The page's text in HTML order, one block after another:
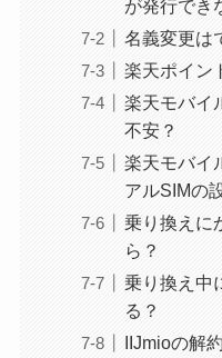
が発行でき
名義変更は
楽天ポイン
楽天モバイ
不安？
楽天モバイ
アルSIMの
乗り換えに
ら？
乗り換え中
る？
IIJmioの解